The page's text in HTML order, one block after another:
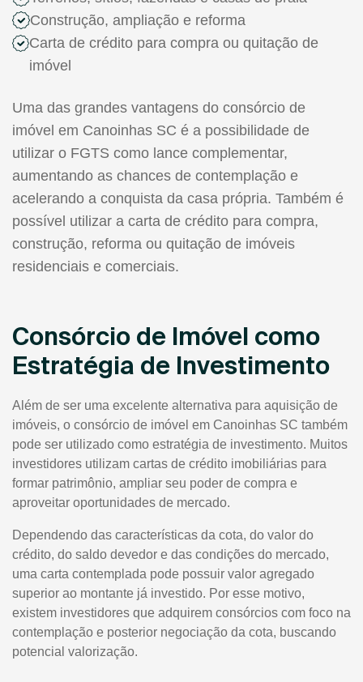
Construção, ampliação e reforma
Carta de crédito para compra ou quitação de
imóvel
Uma das grandes vantagens do consórcio de
imóvel em Canoinhas SC é a possibilidade de
utilizar o FGTS como lance complementar,
aumentando as chances de contemplação e
acelerando a conquista da casa própria. Também é
possível utilizar a carta de crédito para compra,
construção, reforma ou quitação de imóveis
residenciais e comerciais.
Consórcio de Imóvel como
Estratégia de Investimento
Além de ser uma excelente alternativa para aquisição de
imóveis, o consórcio de imóvel em Canoinhas SC também
pode ser utilizado como estratégia de investimento. Muitos
investidores utilizam cartas de crédito imobiliárias para
formar patrimônio, ampliar seu poder de compra e
aproveitar oportunidades de mercado.
Dependendo das características da cota, do valor do
crédito, do saldo devedor e das condições do mercado,
uma carta contemplada pode possuir valor agregado
superior ao montante já investido. Por esse motivo,
existem investidores que adquirem consórcios com foco na
contemplação e posterior negociação da cota, buscando
potencial valorização.